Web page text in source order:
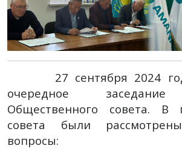
27 сентября 2024 года
очередное заседание
Общественного совета. В
совета были
вопросы: